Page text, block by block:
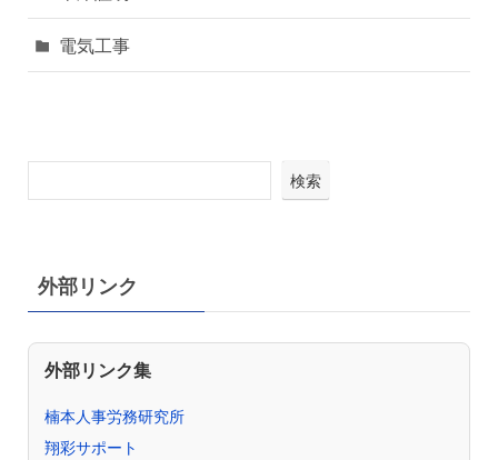
電気工事
検索
外部リンク
外部リンク集
楠本人事労務研究所
翔彩サポート